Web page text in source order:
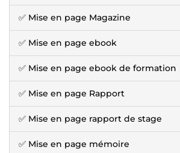
✅ Mise en page Magazine
✅ Mise en page ebook
✅ Mise en page ebook de formation
✅ Mise en page Rapport
✅ Mise en page rapport de stage
✅ Mise en page mémoire